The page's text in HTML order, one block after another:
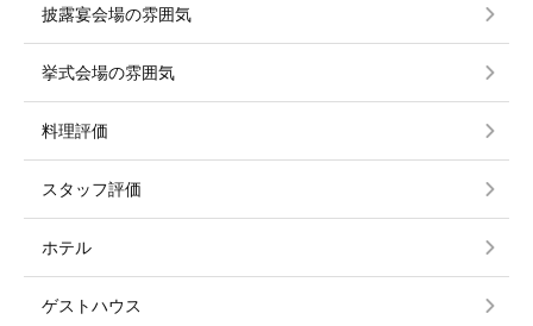
披露宴会場の雰囲気
挙式会場の雰囲気
料理評価
スタッフ評価
ホテル
ゲストハウス